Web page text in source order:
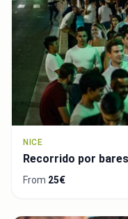
NICE
Recorrido por
From 25€